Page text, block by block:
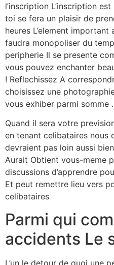
l’inscription L’inscription
toi se fera un plaisir de
heures L’element
faudra monopoliser du
peripherie Il se presente
vous pouvez enchanter
! Reflechissez A
choisissez une
vous exhiber parmi somme .
Quand il sera votre
en tenant celibataires nous
devraient pas loin aussi
Aurait Obtient vous-meme
discussions d’apprendre
Et peut remettre lieu vers
celibataires
Parmi qui
accidents Le
L’un le detour de quoi une